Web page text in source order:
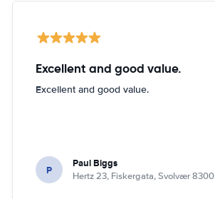
Excellent and good value.
Excellent and good value.
P Paul Biggs
Hertz 23, Fiskergata, Svolvær 8300